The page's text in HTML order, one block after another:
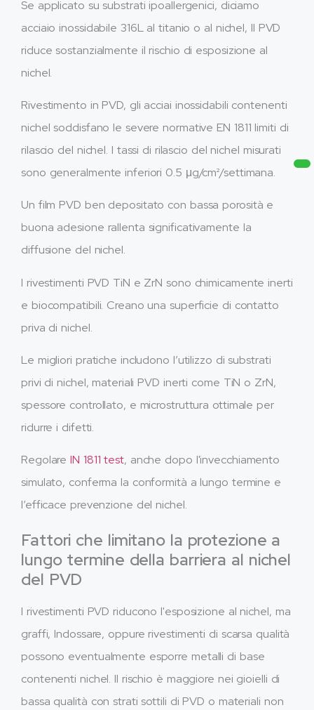
Se applicato su substrati ipoallergenici, diciamo
acciaio inossidabile 316L al titanio o al nichel, Il PVD
riduce sostanzialmente il rischio di esposizione al
nichel.
Rivestimento in PVD, gli acciai inossidabili contenenti
nichel soddisfano le severe normative EN 1811 limiti di
rilascio del nichel. I tassi di rilascio del nichel misurati
sono generalmente inferiori 0.5 μg/cm²/settimana.
Un film PVD ben depositato con bassa porosità e
buona adesione rallenta significativamente la
diffusione del nichel.
I rivestimenti PVD TiN e ZrN sono chimicamente inerti
e biocompatibili. Creano una superficie di contatto
priva di nichel.
Le migliori pratiche includono l’utilizzo di substrati
privi di nichel, materiali PVD inerti come TiN o ZrN,
spessore controllato, e microstruttura ottimale per
ridurre i difetti.
RegolareIN 1811 test, anche dopo l'invecchiamento
simulato, conferma la conformità a lungo termine e
l’efficace prevenzione del nichel.
Fattori che limitano la protezione a
lungo termine della barriera al nichel
del PVD
I rivestimenti PVD riducono l'esposizione al nichel, ma
graffi, Indossare, oppure rivestimenti di scarsa qualità
possono eventualmente esporre metalli di base
contenenti nichel. Il rischio è maggiore nei gioielli di
bassa qualità con strati sottili di PVD o materiali non